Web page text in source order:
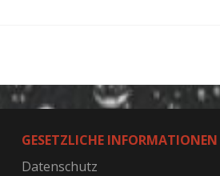
GESETZLICHE INFORMATIONEN
Datenschutz